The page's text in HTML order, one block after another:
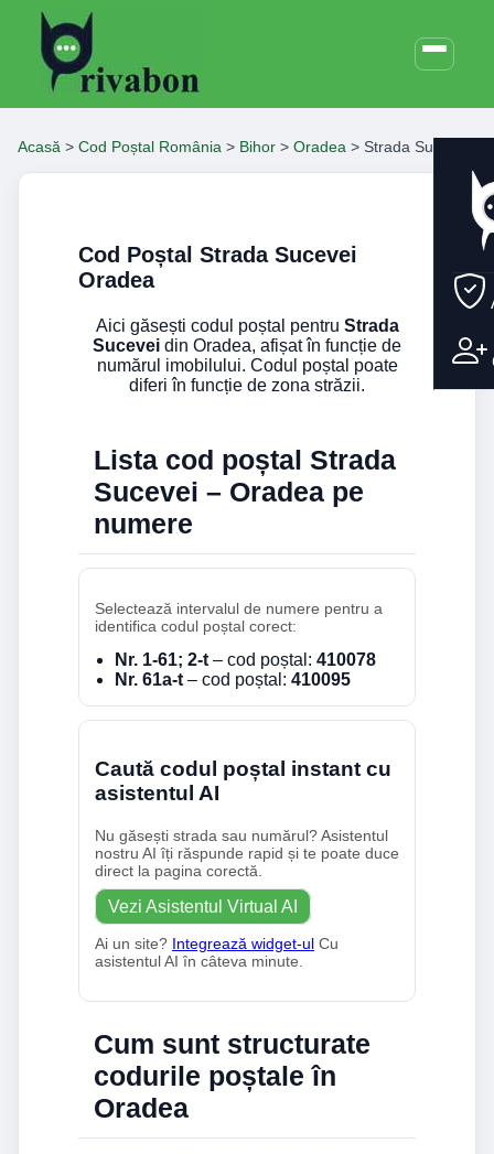
Acasă > Cod Poștal România > Bihor > Oradea > Strada Sucevei
Cod Poștal Strada Sucevei
Oradea
Aici găsești codul poștal pentru Strada
Sucevei din Oradea, afișat în funcție de
numărul imobilului. Codul poștal poate
diferi în funcție de zona străzii.
Lista cod poștal Strada
Sucevei – Oradea pe
numere
Selectează intervalul de numere pentru a
identifica codul poștal corect:
Nr. 1-61; 2-t – cod poștal: 410078
Nr. 61a-t – cod poștal: 410095
Caută codul poștal instant cu
asistentul AI
Nu găsești strada sau numărul? Asistentul
nostru AI îți răspunde rapid și te poate duce
direct la pagina corectă.
Vezi Asistentul Virtual AI
Ai un site? Integrează widget-ul Cu
asistentul AI în câteva minute.
Cum sunt structurate
codurile poștale în
Oradea